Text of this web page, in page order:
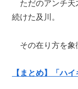
ただのアンチ
続けた及川。
その在り方を象
【まとめ】「ハ